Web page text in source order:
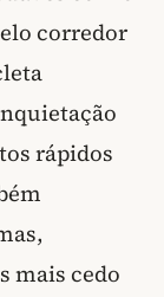
corredor
rápidos
mais cedo